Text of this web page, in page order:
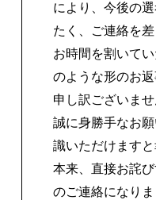
により、今後の
たく、ご連絡を差
お時間を割いて
のような形のお
申し訳ございませ
誠に身勝手なお
識いただけますと
本来、直接お詫
のご連絡になり